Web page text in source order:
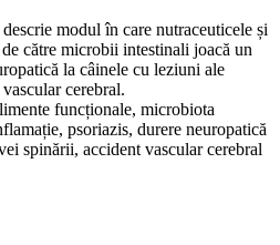
modul în care nutraceuticele și
către microbii intestinali joacă un
la câinele cu leziuni ale
cerebral.
funcționale, microbiota
psoriazis, durere neuropatică
spinării, accident vascular cerebral